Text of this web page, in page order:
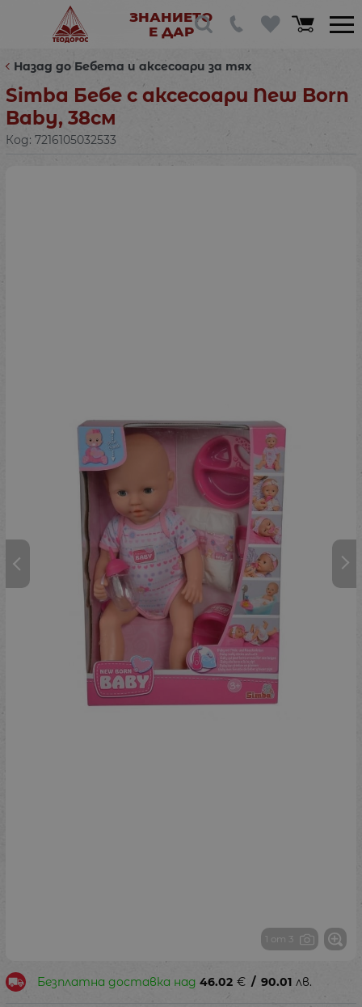
ЗНАНИЕТО
Е ДАР
Назад до Бебета и аксесоари за тях
Simba Бебе с аксесоари New Born
Baby, 38см
Код: 7216105032533
1 от 3
Безплатна доставка над 46.02 € / 90.01 лв.